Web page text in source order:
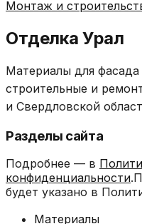
Монтаж и
Отделка Урал
Материалы для
строительные и
и Свердловской
Разделы сайта
Подробнее — в
конфиденциальности
будет указано в
Материалы